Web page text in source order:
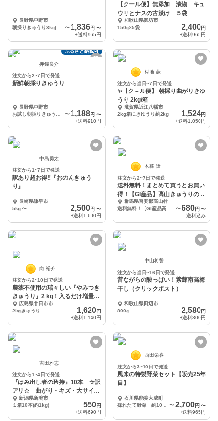
長野県中野市
〜 1,836円 〜
+送料965円
【クール便】無添加 漬物 キュ
ウリとナスの古漬け ５袋
和歌山県御坊市
150g×5袋
2,400円
+送料965円
ふるさと納税可
押鐘良介
注文から2~7日で発送
新鮮朝採りきゅうり
長野県中野市
〜 1,188円 〜
+送料910円
村地 薫
注文から当日~7日で発送
✨【ク－ル便】 朝採り曲がりきゆ
うり 2kg/箱
滋賀県近江八幡市
2kg箱にきゆうり約2kg
1,524円
+送料1,050円
中島勇太
注文から1~7日で発送
訳あり超お得‼️『おのんきゅう
り』
長崎県諫早市
5kg〜 2,500円 〜
+送料1,600円
木暮 隆
注文から2~7日で発送
送料無料！まとめて買うとお買い
得！【GI産品】高山きゅうりのた
まり漬け
群馬県吾妻郡高山村
送料無料！【GI産品高山きゅうりを使用】高山きゅうりのたまり漬け1P
〜680円 〜
送料込み
向 裕介
注文から2~10日で発送
農薬不使用の瑞々しい『やみつき
きゅうり』2 kg！入るだけ増量
【夏1番人気】
広島県廿日市市
2kgきゅうり
1,620円
+送料1,140円
中山将誓
注文から当日~16日で発送
昔ながらの酸っぱい！紫蘇南高梅
干し（クリックポスト）
和歌山県田辺市
800g
2,580円
+送料300円
吉田雅志
注文から1~4日で発送
『はみ出し者の矜持』10本 ☆訳
アリ☆ 曲がり・キズ・大サイズ
きゅうり
新潟県新潟市
１箱10本(約1kg)
550円
+送料690円
西田栄喜
注文から3~10日で発送
風来の特製野菜セット【販売25年
目】
石川県能美大成町
〜2,700円 〜
+送料965円